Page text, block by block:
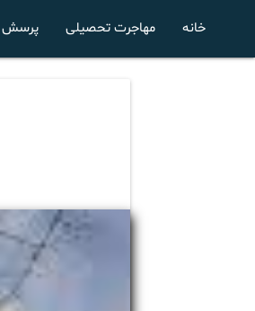
خانه مهاجرت تحصیلی پرسش